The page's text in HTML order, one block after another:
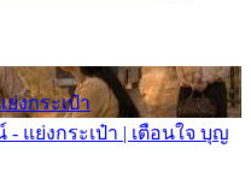
ย่งกระเป๋า
- แย่งกระเป๋า | เตือนใจ บุญ